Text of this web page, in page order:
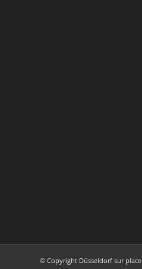
© Copyright Düsseldorf sur place